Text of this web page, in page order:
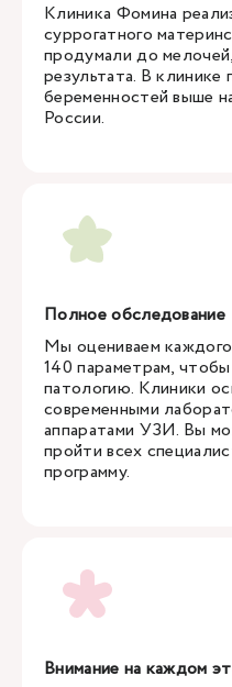
Клиника Фомина
суррогатного
продумали до
результата. В
беременностей выше
России.
Полное обследование
Мы оцениваем
140 параметрам,
патологию. Клиники
современными
аппаратами УЗИ. Вы
пройти всех
программу.
Внимание на каждом